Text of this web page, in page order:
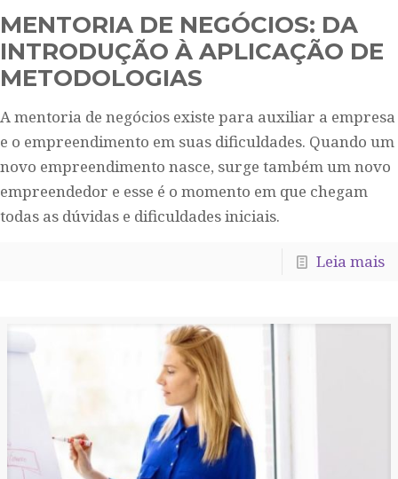
MENTORIA DE NEGÓCIOS: DA
INTRODUÇÃO À APLICAÇÃO DE
METODOLOGIAS
A mentoria de negócios existe para auxiliar a empresa
e o empreendimento em suas dificuldades. Quando um
novo empreendimento nasce, surge também um novo
empreendedor e esse é o momento em que chegam
todas as dúvidas e dificuldades iniciais.
Leia mais